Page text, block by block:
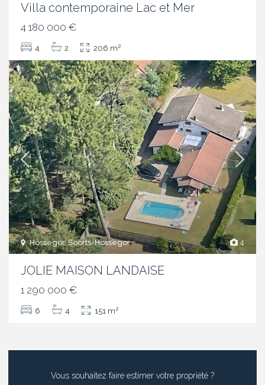
Villa contemporaine Lac et Mer
4 180 000 €
4 2 206 m2
4
Hossegor, Soorts-Hossegor
JOLIE MAISON LANDAISE
1 290 000 €
6 4 151 m2
Vous souhaitez faire estimer votre propriété ?